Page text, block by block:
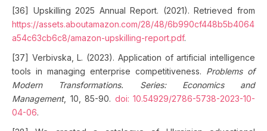
[36] Upskilling 2025 Annual Report. (2021). Retrieved from
https://assets.aboutamazon.com/28/48/6b990cf448b5b4064
a54c63cb6c8/amazon-upskilling-report.pdf.
[37] Verbivska, L. (2023). Application of artificial intelligence
tools in managing enterprise competitiveness. Problems of
Modern Transformations. Series: Economics and
Management, 10, 85-90. doi: 10.54929/2786-5738-2023-10-
04-06.